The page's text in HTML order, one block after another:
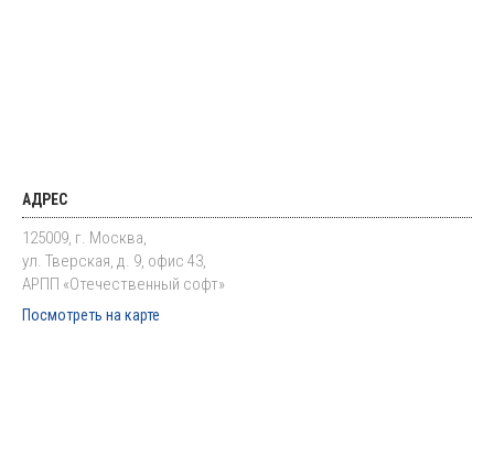
АДРЕС
125009, г. Москва,
ул. Тверская, д. 9, офис 43,
АРПП «Отечественный софт»
Посмотреть на карте